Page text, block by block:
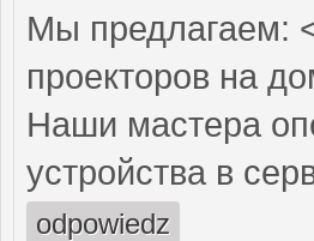
Мы предлагаем:
проекторов на
Наши мастера
устройства в
odpowiedz